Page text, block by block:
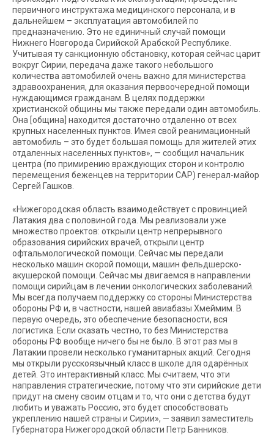
первичного инструктажа медицинского персонала, и в
дальнейшем – эксплуатация автомобилей по
предназначению. Это не единичный случай помощи
Нижнего Новгорода Сирийской Арабской Республике.
Учитывая ту санкционную обстановку, которая сейчас царит
вокруг Сирии, передача даже такого небольшого
количества автомобилей очень важно для министерства
здравоохранения, для оказания первоочередной помощи
нуждающимся гражданам. В целях поддержки
христианской общины мы также передали один автомобиль.
Она [община] находится достаточно отдаленно от всех
крупных населенных пунктов. Имея свой реанимационный
автомобиль – это будет большая помощь для жителей этих
отдаленных населенных пунктов», — сообщил начальник
центра (по примирению враждующих сторон и контролю
перемещения беженцев на территории САР) генерал-майор
Сергей Гашков.
«Нижегородская область взаимодействует с провинцией
Латакия два с половиной года. Мы реализовали уже
множество проектов: открыли центр непрерывного
образования сирийских врачей, открыли центр
офтальмологической помощи. Сейчас мы передали
несколько машин скорой помощи, машин фельдшерско-
акушерской помощи. Сейчас мы двигаемся в направлении
помощи сирийцам в лечении онкологических заболеваний.
Мы всегда получаем поддержку со стороны Министерства
обороны РФ и, в частности, нашей авиабазы Хмеймим. В
первую очередь, это обеспечение безопасности, вся
логистика. Если сказать честно, то без Министерства
обороны РФ вообще ничего бы не было. В этот раз мы в
Латакии провели несколько гуманитарных акций. Сегодня
мы открыли русскоязычный класс в школе для одарённых
детей. Это интерактивный класс. Мы считаем, что эти
направления стратегические, потому что эти сирийские дети
придут на смену своим отцам и то, что они с детства будут
любить и уважать Россию, это будет способствовать
укреплению нашей страны и Сирии», — заявил заместитель
Губернатора Нижегородской области Петр Банников.